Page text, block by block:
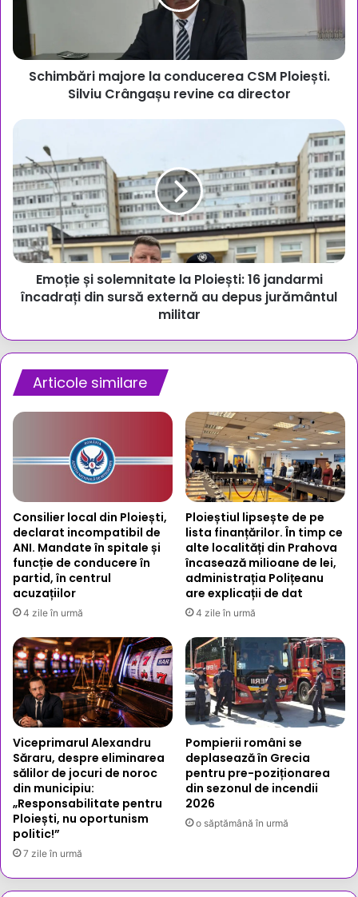
Ploiești.
Silviu
Crângașu
revine
Schimbări majore la conducerea CSM Ploiești.
Silviu Crângașu revine ca director
Emoție
solemnitate
la
Ploiești:
16
jandarmi
încadrați
din
sursă
externă
jurământul
Emoție și solemnitate la Ploiești: 16 jandarmi
încadrați din sursă externă au depus jurământul
militar
Articole similare
Consilier local din Ploiești,
declarat incompatibil de
ANI. Mandate în spitale și
funcție de conducere în
partid, în centrul
acuzațiilor
4 zile în urmă
Ploieștiul lipsește de pe
lista finanțărilor. În timp ce
alte localități din Prahova
încasează milioane de lei,
administrația Polițeanu
are explicații de dat
4 zile în urmă
Viceprimarul Alexandru
Săraru, despre eliminarea
sălilor de jocuri de noroc
din municipiu:
„Responsabilitate pentru
Ploiești, nu oportunism
politic!”
7 zile în urmă
Pompierii români se
deplasează în Grecia
pentru pre-poziționarea
din sezonul de incendii
2026
o săptămână în urmă